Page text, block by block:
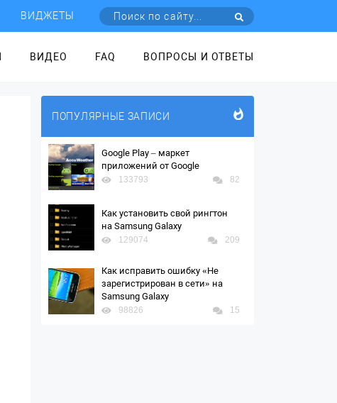
ВИДЖЕТЫ
ВИДЕО FAQ ВОПРОСЫ И ОТВЕТЫ
ПОПУЛЯРНЫЕ ЗАПИСИ
Google Play – маркет
приложений от Google
133793 82
Как установить свой рингтон
на Samsung Galaxy
129074 209
Как исправить ошибку «Не
зарегистрирован в сети» на
Samsung Galaxy
98826 15